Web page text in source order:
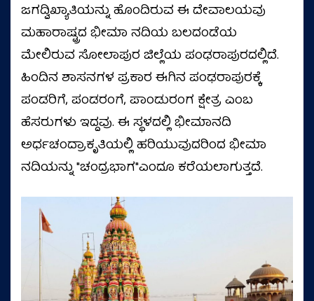
ಜಗದ್ವಿಖ್ಯಾತಿಯನ್ನು ಹೊಂದಿರುವ ಈ ದೇವಾಲಯವು
ಮಹಾರಾಷ್ಟ್ರದ ಭೀಮಾ ನದಿಯ ಬಲದಂಡೆಯ
ಮೇಲಿರುವ ಸೋಲಾಪುರ ಜಿಲ್ಲೆಯ ಪಂಢರಾಪುರದಲ್ಲಿದೆ.
ಹಿಂದಿನ ಶಾಸನಗಳ ಪ್ರಕಾರ ಈಗಿನ ಪಂಢರಾಪುರಕ್ಕೆ
ಪಂಡರಿಗೆ, ಪಂಡರಂಗೆ, ಪಾಂಡುರಂಗ ಕ್ಷೇತ್ರ ಎಂಬ
ಹೆಸರುಗಳು ಇದ್ದವು. ಈ ಸ್ಥಳದಲ್ಲಿ ಭೀಮಾನದಿ
ಅರ್ಧಚಂದ್ರಾಕೃತಿಯಲ್ಲಿ ಹರಿಯುವುದರಿಂದ ಭೀಮಾ
ನದಿಯನ್ನು "ಚಂದ್ರಭಾಗ"ಎಂದೂ ಕರೆಯಲಾಗುತ್ತದೆ.